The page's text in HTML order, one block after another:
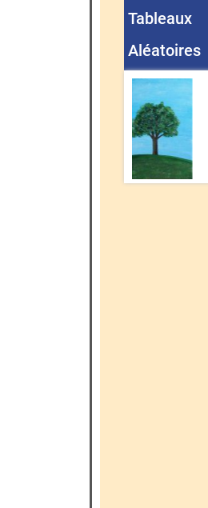
Tableaux
Aléatoires